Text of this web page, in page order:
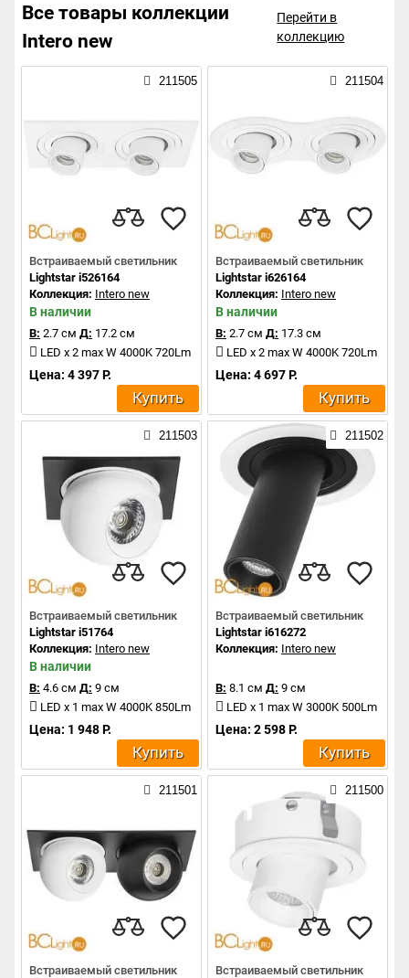
Все товары коллекции
Intero new
Перейти в
коллекцию
211505
Встраиваемый светильник
Lightstar i526164
Коллекция: Intero new
В наличии
В: 2.7 см Д: 17.2 см
LED x 2 max W 4000K 720Lm
Цена: 4 397 Р.
Купить
211504
Встраиваемый светильник
Lightstar i626164
Коллекция: Intero new
В наличии
В: 2.7 см Д: 17.3 см
LED x 2 max W 4000K 720Lm
Цена: 4 697 Р.
Купить
211503
Встраиваемый светильник
Lightstar i51764
Коллекция: Intero new
В наличии
В: 4.6 см Д: 9 см
LED x 1 max W 4000K 850Lm
Цена: 1 948 Р.
Купить
211502
Встраиваемый светильник
Lightstar i616272
Коллекция: Intero new
В: 8.1 см Д: 9 см
LED x 1 max W 3000K 500Lm
Цена: 2 598 Р.
Купить
211501
Встраиваемый светильник
211500
Встраиваемый светильник